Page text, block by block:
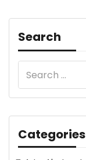
Search
Categories